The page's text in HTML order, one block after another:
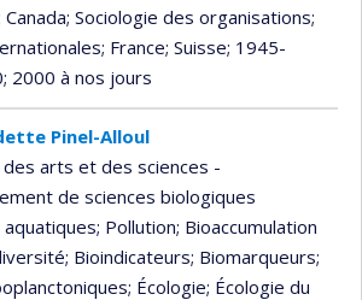
Canada; Sociologie des organisations;
; France; Suisse; 1945-
; 2000 à nos jours
Pinel-Alloul
des arts et des sciences -
de sciences biologiques
; Pollution; Bioaccumulation
; Bioindicateurs; Biomarqueurs;
; Écologie; Écologie du